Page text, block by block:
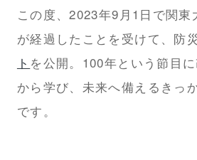
この度、2023年9月1日で関
が経過したことを受けて、防
ト を公開。100年という節目
から学び、未来へ備えるきっ
です。